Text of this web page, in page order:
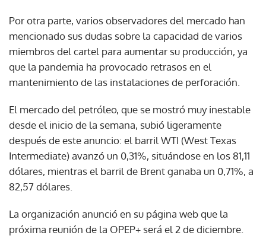
Por otra parte, varios observadores del mercado han
mencionado sus dudas sobre la capacidad de varios
miembros del cartel para aumentar su producción, ya
que la pandemia ha provocado retrasos en el
mantenimiento de las instalaciones de perforación.
El mercado del petróleo, que se mostró muy inestable
desde el inicio de la semana, subió ligeramente
después de este anuncio: el barril WTI (West Texas
Intermediate) avanzó un 0,31%, situándose en los 81,11
dólares, mientras el barril de Brent ganaba un 0,71%, a
82,57 dólares.
La organización anunció en su página web que la
próxima reunión de la OPEP+ será el 2 de diciembre.